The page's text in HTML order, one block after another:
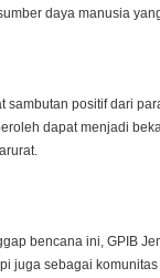
daya manusia
sambutan positif dari
dapat menjadi
bencana ini, GPIB
juga sebagai